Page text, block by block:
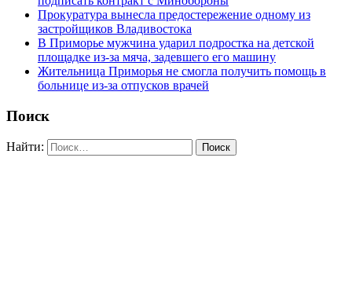
Прокуратура вынесла предостережение одному из
застройщиков Владивостока
В Приморье мужчина ударил подростка на детской
площадке из-за мяча, задевшего его машину
Жительница Приморья не смогла получить помощь в
больнице из-за отпусков врачей
Поиск
Найти: